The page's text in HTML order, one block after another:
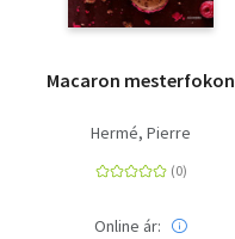
Macaron mesterfokon
Hermé, Pierre
Online ár: